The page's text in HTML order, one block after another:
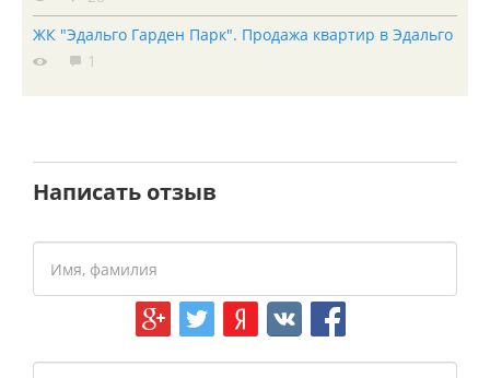
ЖК "Эдальго Гарден Парк". Продажа квартир в Эдальго
1
Написать отзыв